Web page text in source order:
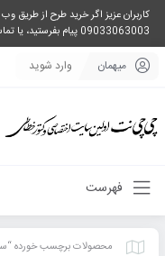
کاربران عزیز اگر خرید طرح از طریق
09033063003 پیام بفرستید، یا تماس بگیرید و طرح مورد نظر خود را دریافت نمایید.
میهمان وارد شوید
فهرست
محصولات برچسب خورده